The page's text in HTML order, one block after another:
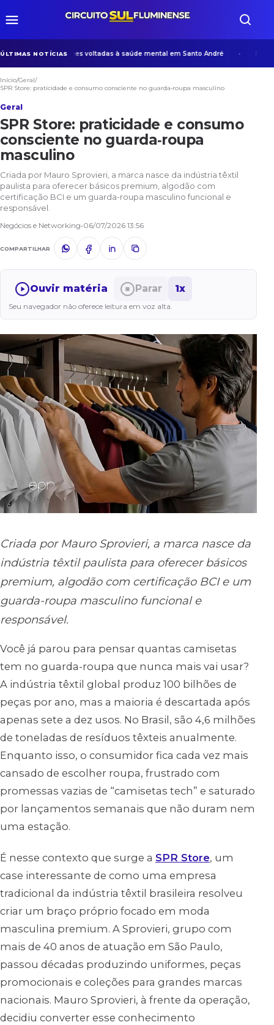
ÚLTIMAS NOTÍCIAS
desenvolve ações voltadas à saúde mental em Santo André
Início/Geral/
SPR Store: praticidade e consumo consciente no guarda‑roupa masculino
Geral
SPR Store: praticidade e consumo
consciente no guarda‑roupa
masculino
Criada por Mauro Sprovieri, a marca nasce da indústria têxtil
paulista para oferecer básicos premium, algodão com
certificação BCI e um guarda-roupa masculino funcional e
responsável.
Negócios e Networking•06/07/2026 13:56
COMPARTILHAR
Ouvir matéria Parar 1x
Seu navegador não oferece leitura em voz alta.
Criada por Mauro Sprovieri, a marca nasce da
indústria têxtil paulista para oferecer básicos
premium, algodão com certificação BCI e um
guarda-roupa masculino funcional e
responsável.
Você já parou para pensar quantas camisetas
tem no guarda-roupa que nunca mais vai usar?
A indústria têxtil global produz 100 bilhões de
peças por ano, mas a maioria é descartada após
apenas sete a dez usos. No Brasil, são 4,6 milhões
de toneladas de resíduos têxteis anualmente.
Enquanto isso, o consumidor fica cada vez mais
cansado de escolher roupa, frustrado com
promessas vazias de “camisetas tech” e saturado
por lançamentos semanais que não duram nem
uma estação.
É nesse contexto que surge a SPR Store, um
case interessante de como uma empresa
tradicional da indústria têxtil brasileira resolveu
criar um braço próprio focado em moda
masculina premium. A Sprovieri, grupo com
mais de 40 anos de atuação em São Paulo,
passou décadas produzindo uniformes, peças
promocionais e coleções para grandes marcas
nacionais. Mauro Sprovieri, à frente da operação,
decidiu converter esse conhecimento